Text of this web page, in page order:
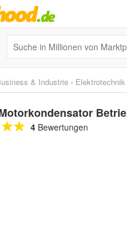
& Industrie ›
4 Bewertungen